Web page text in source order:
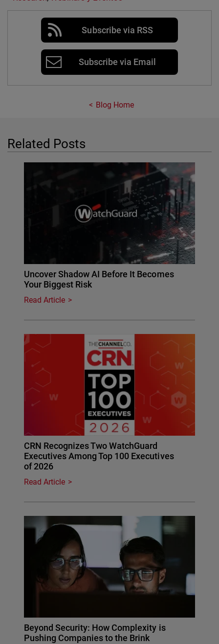
Subscribe via RSS
Subscribe via Email
Blog Home
Related Posts
Uncover Shadow AI Before It Becomes
Your Biggest Risk
Read Article
CRN Recognizes Two WatchGuard
Executives Among Top 100 Executives
of 2026
Read Article
Beyond Security: How Complexity is
Pushing Companies to the Brink